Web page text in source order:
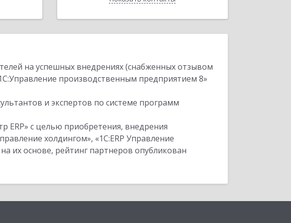
на успешных внедрениях (снабженных отзывом
производственным предприятием 8»
и экспертов по системе программ
ERP» с целью приобретения, внедрения
холдингом», «1С:ERP Управление
их основе, рейтинг партнеров опубликован